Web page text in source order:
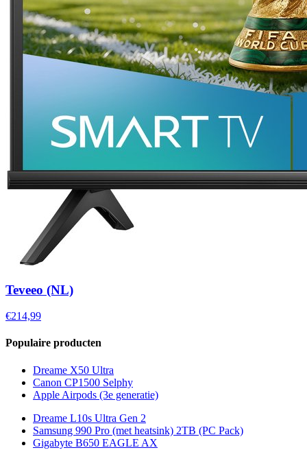
Teveeo (NL)
€214,99
Populaire producten
Dreame X50 Ultra
Canon CP1500 Selphy
Apple Airpods (3e generatie)
Dreame L10s Ultra Gen 2
Samsung 990 Pro (met heatsink) 2TB (PC Pack)
Gigabyte B650 EAGLE AX